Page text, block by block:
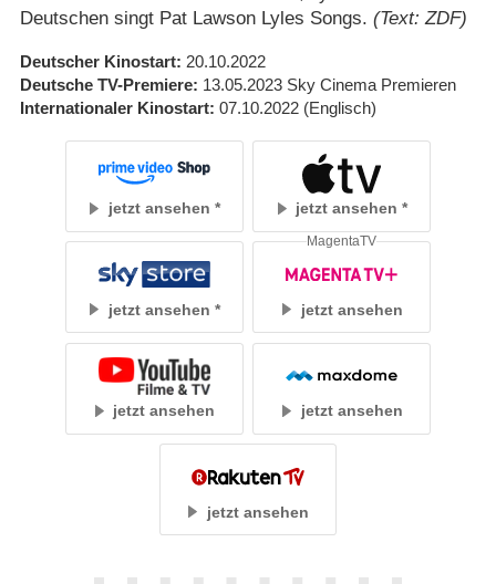
Deutschen singt Pat Lawson Lyles Songs. (Text: ZDF)
Deutscher Kinostart 20.10.2022
Deutsche TV-Premiere 13.05.2023 Sky Cinema Premieren
Internationaler Kinostart 07.10.2022 (Englisch)
jetzt ansehen jetzt ansehen
jetzt ansehen jetzt ansehen
MagentaTV
jetzt ansehen jetzt ansehen
jetzt ansehen